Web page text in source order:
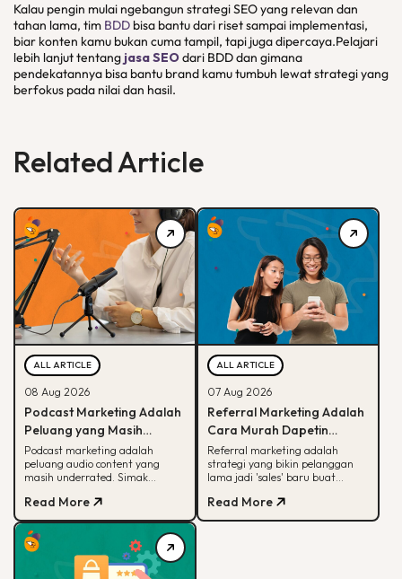
Kalau pengin mulai ngebangun strategi SEO yang relevan dan
tahan lama, tim BDD bisa bantu dari riset sampai implementasi,
biar konten kamu bukan cuma tampil, tapi juga dipercaya.Pelajari
lebih lanjut tentang jasa SEOdari BDD dan gimana
pendekatannya bisa bantu brand kamu tumbuh lewat strategi yang
berfokus pada nilai dan hasil.
Related Article
ALL ARTICLE
08 Aug 2026
Podcast Marketing Adalah
Peluang yang Masih
Dianggurin Banyak Brand,
Sayang Banget
Podcast marketing adalah
peluang audio content yang
masih underrated. Simak
sosial dan cara brand mulai
memanfaatkannya.
Read More
ALL ARTICLE
07 Aug 2026
Referral Marketing Adalah
Cara Murah Dapetin
Pelanggan Baru, Ini
Alasannya
Referral marketing adalah
strategi yang bikin pelanggan
lama jadi 'sales' baru buat
efektifnya, jenis program,
sampai contoh suksesnya.
Read More